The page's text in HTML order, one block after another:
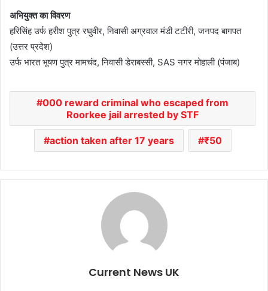
अभियुक्त का विवरण
हरिसिंह उर्फ हरीश पुत्र रघुवीर, निवासी अग्रवाल मंडी टटीरी, जनपद बागपत
(उत्तर प्रदेश)
उर्फ भारत भूषण पुत्र मामचंद, निवासी डेराबस्सी, SAS नगर मोहाली (पंजाब)
000 reward criminal who escaped from
Roorkee jail arrested by STF
action taken after 17 years ₹50
Current News UK